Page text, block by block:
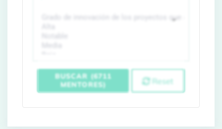
BUSCAR (6711
MENTORES)
Reset